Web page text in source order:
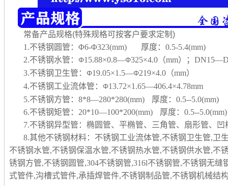
常备产品规格(特殊规格可按客户要求定制)
1.不锈钢圆管：Φ6-Φ323(mm) 厚度：0.5-5.4(mm)
2.不锈钢水管：Φ15.88×0.8—Φ325×4.0（mm）；
3.不锈钢卫生管：Φ19.05×1.5—Φ219×4.0（mm）
4.不锈钢工业流体管：Φ13.72×1.65—406.4×4.78mm
5.不锈钢方管：8*8—280*280(mm) 厚度：0.5--5.0(mm)
6.不锈钢矩管：20*10—100*200(mm) 厚度：0.5--5.0(mm)
7.不锈钢异型管：椭圆管、平椭管、三角管、扇形管、
8.其他不锈钢材料：不锈钢工业流体管,不锈钢卫生管,卫
不锈钢水管,不锈钢保温水管,不锈钢热水管,不锈钢供水管,不
锈钢方管,不锈钢圆管,304不锈钢管,316l不锈钢管,不锈钢无
式管件,沟槽式管件,承插焊管件,不锈钢制品管,不锈钢机械结